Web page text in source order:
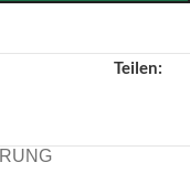
Teilen: